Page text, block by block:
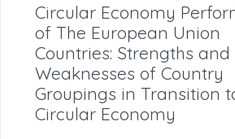
Circular Economy
of The European Union
Countries: Strengths and
Weaknesses of Country
Groupings in Transition
Circular Economy